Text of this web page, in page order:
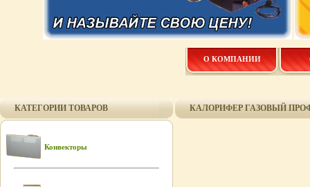
О КОМПАНИИ
КАТЕГОРИИ ТОВАРОВ
Конвекторы
КАЛОРИФЕР ГАЗОВЫЙ